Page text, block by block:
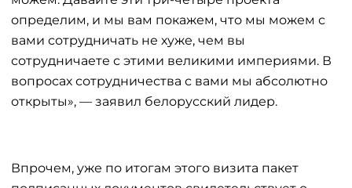
определим, и мы вам покажем, что мы можем с
вами сотрудничать не хуже, чем вы
сотрудничаете с этими великими империями. В
вопросах сотрудничества с вами мы абсолютно
открыты», — заявил белорусский лидер.
Впрочем, уже по итогам этого визита пакет